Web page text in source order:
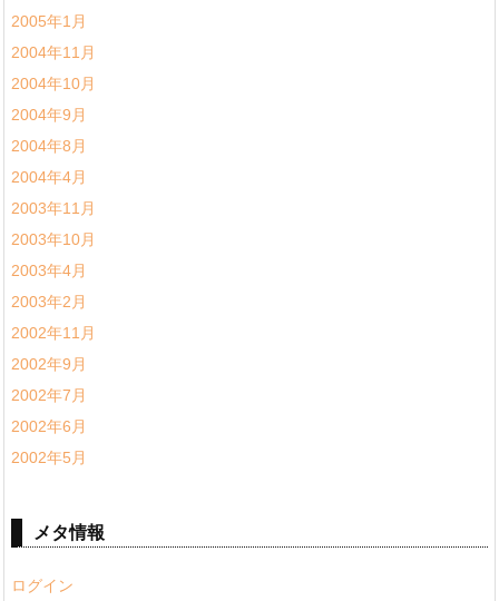
2005年1月
2004年11月
2004年10月
2004年9月
2004年8月
2004年4月
2003年11月
2003年10月
2003年4月
2003年2月
2002年11月
2002年9月
2002年7月
2002年6月
2002年5月
メタ情報
ログイン